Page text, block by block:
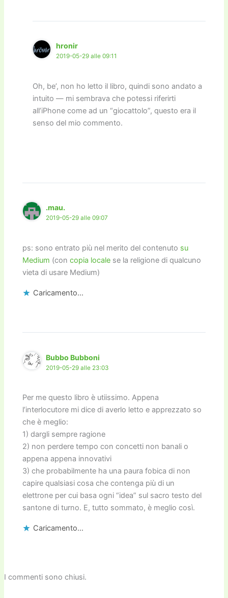
hronir
2019-05-29 alle 09:11
Oh, be’, non ho letto il libro, quindi sono andato a
intuito — mi sembrava che potessi riferirti
all’iPhone come ad un “giocattolo”, questo era il
senso del mio commento.
.mau.
2019-05-29 alle 09:07
ps: sono entrato più nel merito del contenuto su
Medium (concopia locale se la religione di qualcuno
vieta di usare Medium)
Caricamento...
Bubbo Bubboni
2019-05-29 alle 23:03
Per me questo libro è utiissimo. Appena
l’interlocutore mi dice di averlo letto e apprezzato so
che è meglio:
1) dargli sempre ragione
2) non perdere tempo con concetti non banali o
appena appena innovativi
3) che probabilmente ha una paura fobica di non
capire qualsiasi cosa che contenga più di un
elettrone per cui basa ogni “idea” sul sacro testo del
santone di turno. E, tutto sommato, è meglio così.
Caricamento...
I commenti sono chiusi.